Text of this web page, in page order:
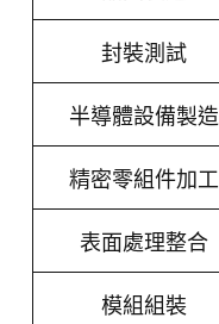
封裝測試
半導體設備製造
精密零組件加工
表面處理整合
模組組裝